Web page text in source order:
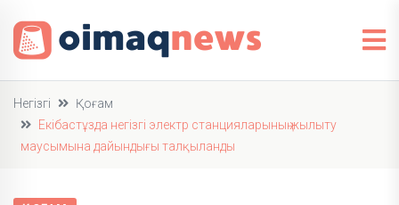
Негізгі
Қоғам
Екібастұзда негізгі электр станцияларының жылыту
маусымына дайындығы талқыланды